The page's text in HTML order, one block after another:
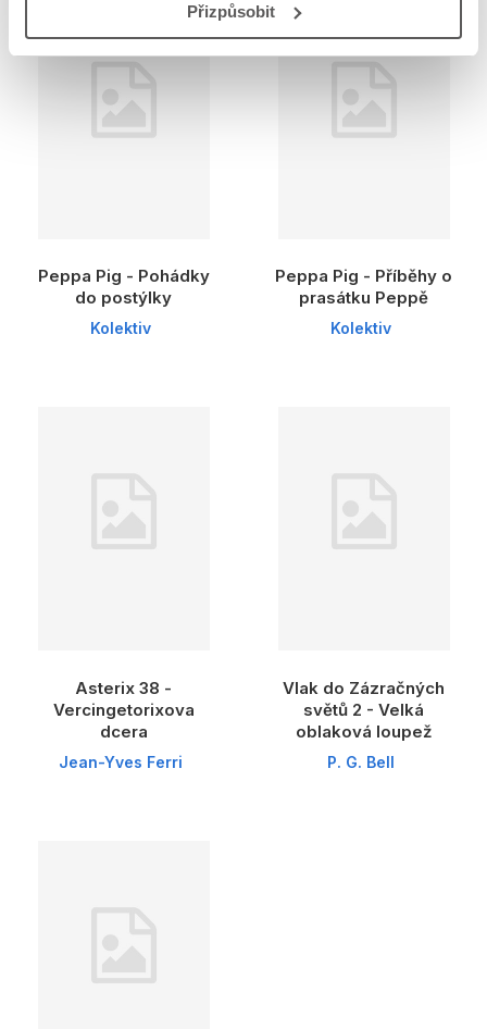
Přizpůsobit
Peppa Pig - Pohádky
do postýlky
Kolektiv
Peppa Pig - Příběhy o
prasátku Peppě
Kolektiv
Asterix 38 -
Vercingetorixova
dcera
Jean-Yves Ferri
Vlak do Zázračných
světů 2 - Velká
oblaková loupež
P. G. Bell